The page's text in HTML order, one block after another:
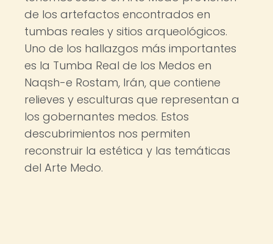
de los artefactos encontrados en
tumbas reales y sitios arqueológicos.
Uno de los hallazgos más importantes
es la Tumba Real de los Medos en
Naqsh-e Rostam, Irán, que contiene
relieves y esculturas que representan a
los gobernantes medos. Estos
descubrimientos nos permiten
reconstruir la estética y las temáticas
del Arte Medo.